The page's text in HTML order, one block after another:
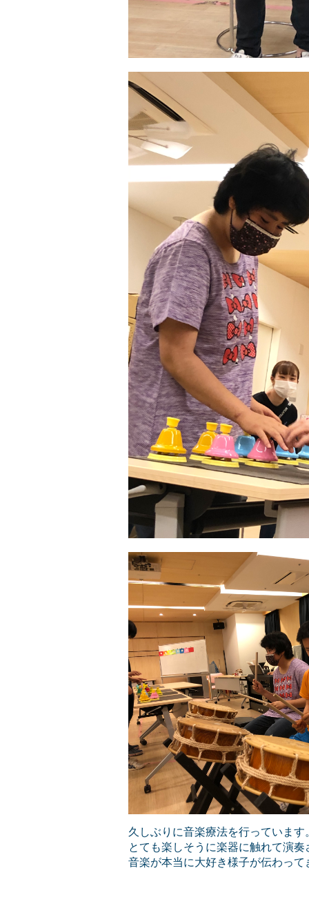
久しぶりに音楽療法を行っています
とても楽しそうに楽器に触れて演奏
音楽が本当に大好き様子が伝わって